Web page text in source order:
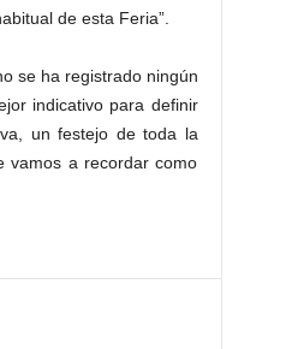
de esta Feria”.
se ha registrado ningún
indicativo para definir
un festejo de toda la
vamos a recordar como